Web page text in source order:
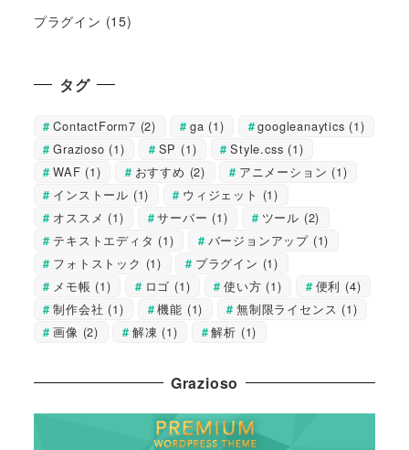
プラグイン (15)
タグ
ContactForm7 (2) ga (1) googleanaytics (1)
Grazioso (1) SP (1) Style.css (1)
WAF (1) おすすめ (2) アニメーション (1)
インストール (1) ウィジェット (1)
オススメ (1) サーバー (1) ツール (2)
テキストエディタ (1) バージョンアップ (1)
フォトストック (1) プラグイン (1)
メモ帳 (1) ロゴ (1) 使い方 (1) 便利 (4)
制作会社 (1) 機能 (1) 無制限ライセンス (1)
画像 (2) 解凍 (1) 解析 (1)
Grazioso